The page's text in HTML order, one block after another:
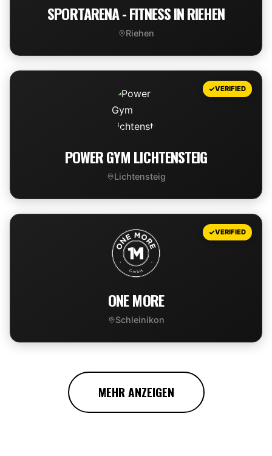
SPORTARENA - FITNESS IN RIEHEN
Riehen
VIEW DEAL
VERIFIED
POWER GYM LICHTENSTEIG
Lichtensteig
VIEW DEAL
VERIFIED
ONE MORE
Schleinikon
MEHR ANZEIGEN